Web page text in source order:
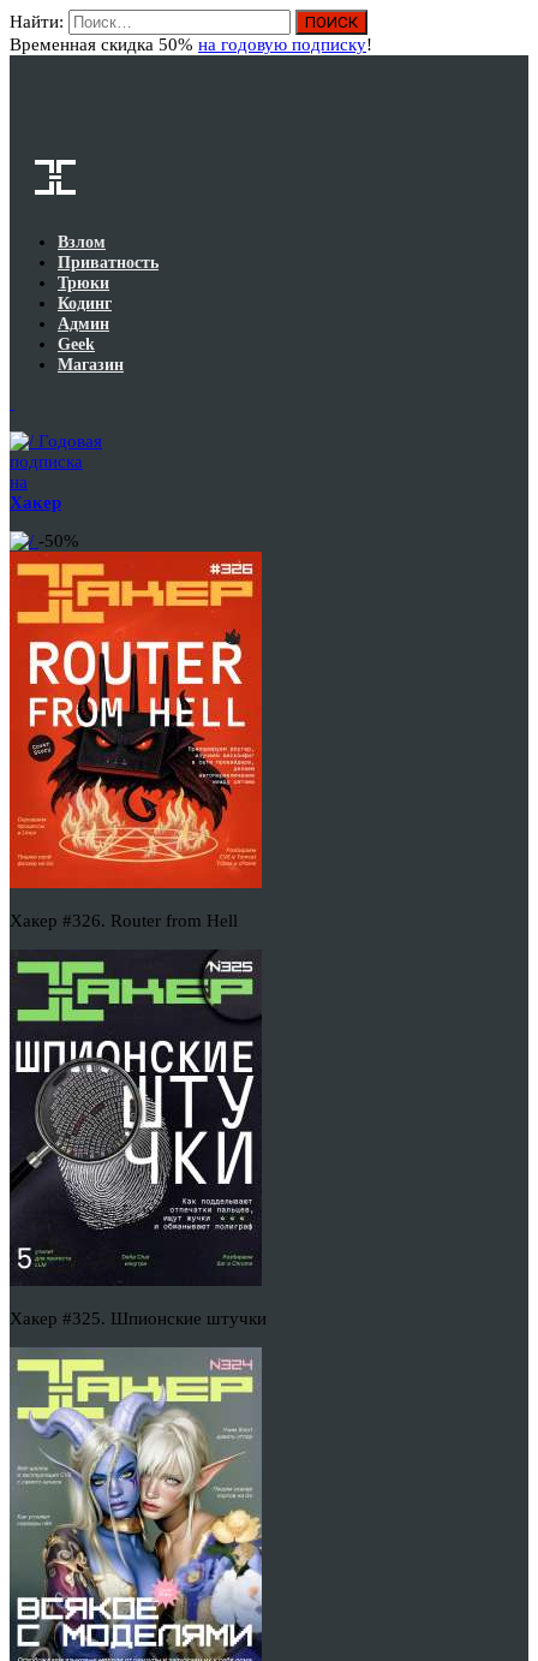
Найти:
Временная скидка 50% на годовую подписку!
Взлом
Приватность
Трюки
Кодинг
Админ
Geek
Магазин
Годовая
подписка
на
Хакер
-50%
Хакер #326. Router from Hell
Хакер #325. Шпионские штучки